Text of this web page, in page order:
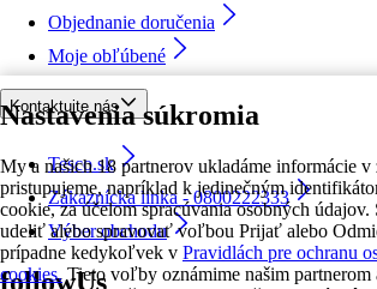
Nastavenia súkromia
My a našich 18 partnerov ukladáme informácie
pristupujeme, napríklad k jedinečným
cookie, za účelom spracúvania osobných údajov.
udeliť alebo spravovať voľbou Prijať alebo
prípadne kedykoľvek v Pravidlách pre ochranu
cookies. Tieto voľby oznámime našim
Objednanie doručenia
Moje obľúbené
Kontaktujte nás
Tesco.sk
Zákaznícka linka - 0800222333
Výber obchodu
followUs